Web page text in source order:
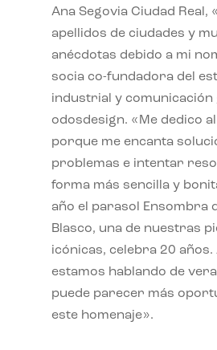
Ana Segovia Ciudad Real,
apellidos de ciudades y
anécdotas debido a mi
socia co-fundadora del
industrial y comunicación
odosdesign. «Me dedico
porque me encanta
problemas e intentar
forma más sencilla y
año el parasol Ensombra
Blasco, una de nuestras
icónicas, celebra 20 años.
estamos hablando de
puede parecer más
este homenaje».